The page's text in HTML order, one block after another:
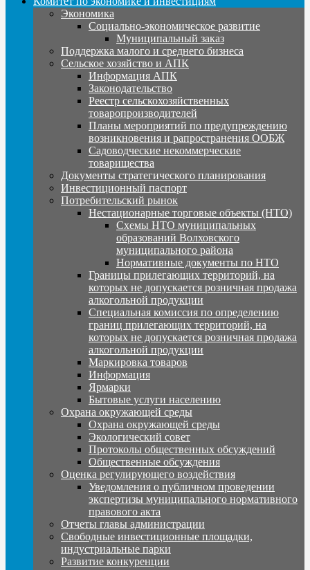
Экономика
Социально-экономическое развитие
Муниципальный заказ
Поддержка малого и среднего бизнеса
Сельское хозяйство и АПК
Информация АПК
Законодательство
Реестр сельскохозяйственных
товаропроизводителей
Планы мероприятий по предупреждению
возникновения и рапространения ООБЖ
Садоводческие некоммерческие
товарищества
Документы стратегического планирования
Инвестиционный паспорт
Потребительский рынок
Нестационарные торговые объекты (НТО)
Схемы НТО муниципальных
образований Волховского
муниципального района
Нормативные документы по НТО
Границы прилегающих территорий, на
которых не допускается розничная продажа
алкогольной продукции
Специальная комиссия по определению
границ прилегающих территорий, на
которых не допускается розничная продажа
алкогольной продукции
Маркировка товаров
Информация
Ярмарки
Бытовые услуги населению
Охрана окружающей среды
Охрана окружающей среды
Экологический совет
Протоколы общественных обсуждений
Общественные обсуждения
Оценка регулирующего воздействия
Уведомления о публичном проведении
экспертизы муниципального нормативного
правового акта
Отчеты главы администрации
Свободные инвестиционные площадки,
индустриальные парки
Развитие конкуренции